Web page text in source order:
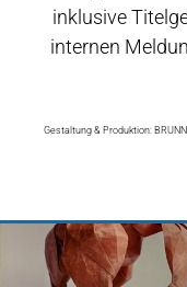
inklusive
internen
Gestaltung & Produktion: